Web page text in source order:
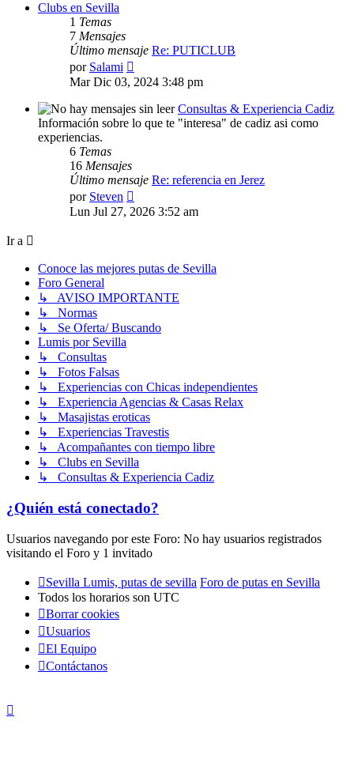
Clubs en Sevilla
1 Temas
7 Mensajes
Último mensaje Re: PUTICLUB
por Salami
último
Mar Dic 03, 2024 3:48 pm
Consultas & Experiencia Cadiz
Información sobre lo que te "interesa" de cadiz asi como
experiencias.
6 Temas
16 Mensajes
Último mensaje Re: referencia en Jerez
por Steven
último
Lun Jul 27, 2026 3:52 am
Ir a
Conoce las mejores putas de Sevilla
Foro General
↳ AVISO IMPORTANTE
↳ Normas
↳ Se Oferta/ Buscando
Lumis por Sevilla
↳ Consultas
↳ Fotos Falsas
↳ Experiencias con Chicas independientes
↳ Experiencia Agencias & Casas Relax
↳ Masajistas eroticas
↳ Experiencias Travestis
↳ Acompañantes con tiempo libre
↳ Clubs en Sevilla
↳ Consultas & Experiencia Cadiz
¿Quién está conectado?
Usuarios navegando por este Foro: No hay usuarios registrados
visitando el Foro y 1 invitado
Sevilla Lumis, putas de sevilla Foro de putas en Sevilla
Todos los horarios son UTC
Borrar cookies
Usuarios
El Equipo
Contáctanos